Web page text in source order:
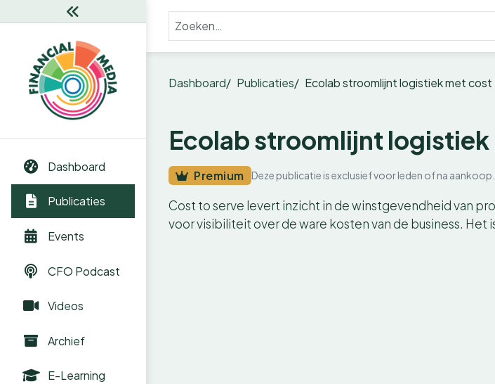
Dashboard
Publicaties
Events
CFO Podcast
Videos
Archief
E-Learning
Dashboard Publicaties Ecolab stroomlijnt logistiek met cost
Ecolab stroomlijnt
Premium Deze publicatie is exclusief voor leden of na aankoop.
Cost to serve levert inzicht in de winstgevendheid van
voor visibiliteit over de ware kosten van de business. Het